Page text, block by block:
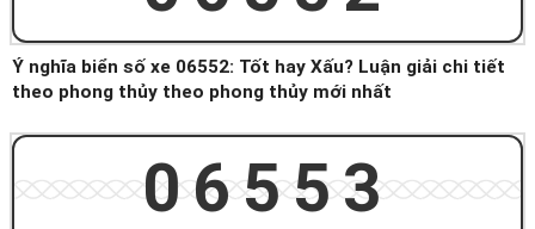
Ý nghĩa biển số xe 06552: Tốt hay Xấu? Luận giải chi tiết
theo phong thủy theo phong thủy mới nhất
06553